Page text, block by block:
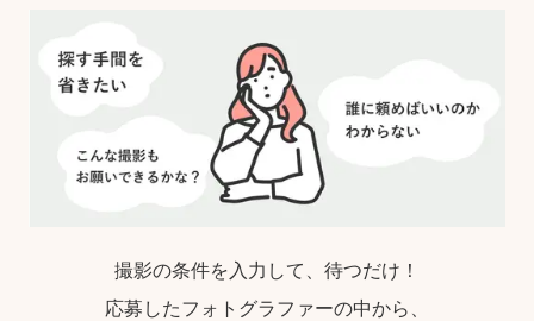
撮影の条件を入力して、待つだけ！
応募したフォトグラファーの中から、